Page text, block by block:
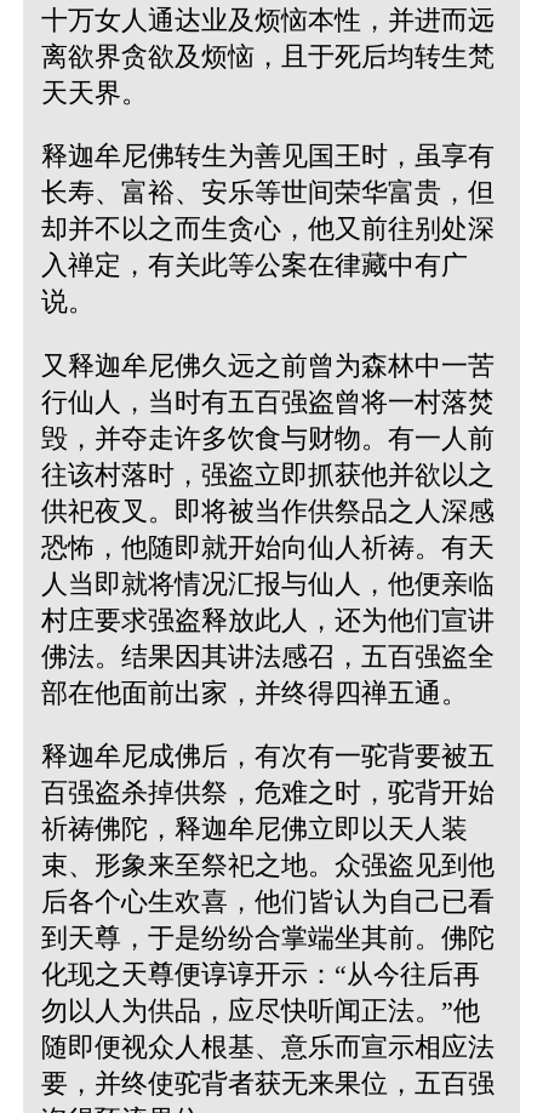
十万女人通达业及烦恼本性，并进而远
离欲界贪欲及烦恼，且于死后均转生梵
天天界。
释迦牟尼佛转生为善见国王时，虽享有
长寿、富裕、安乐等世间荣华富贵，但
却并不以之而生贪心，他又前往别处深
入禅定，有关此等公案在律藏中有广
说。
又释迦牟尼佛久远之前曾为森林中一苦
行仙人，当时有五百强盗曾将一村落焚
毁，并夺走许多饮食与财物。有一人前
往该村落时，强盗立即抓获他并欲以之
供祀夜叉。即将被当作供祭品之人深感
恐怖，他随即就开始向仙人祈祷。有天
人当即就将情况汇报与仙人，他便亲临
村庄要求强盗释放此人，还为他们宣讲
佛法。结果因其讲法感召，五百强盗全
部在他面前出家，并终得四禅五通。
释迦牟尼成佛后，有次有一驼背要被五
百强盗杀掉供祭，危难之时，驼背开始
祈祷佛陀，释迦牟尼佛立即以天人装
束、形象来至祭祀之地。众强盗见到他
后各个心生欢喜，他们皆认为自己已看
到天尊，于是纷纷合掌端坐其前。佛陀
化现之天尊便谆谆开示：“从今往后再
勿以人为供品，应尽快听闻正法。”他
随即便视众人根基、意乐而宣示相应法
要，并终使驼背者获无来果位，五百强